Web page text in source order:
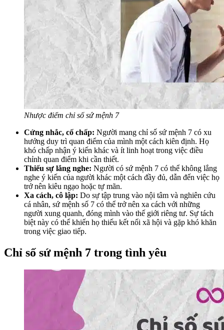
Nhược điểm chỉ số sứ mệnh 7
Cứng nhắc, cố chấp: Người mang chỉ số sứ mệnh 7 có xu
hướng duy trì quan điểm của mình một cách kiên định. Họ
khó chấp nhận ý kiến khác và ít linh hoạt trong việc điều
chỉnh quan điểm khi cần thiết.
Thiếu sự lắng nghe: Người có sứ mệnh 7 có thể không lắng
nghe ý kiến của người khác một cách đầy đủ, dẫn đến việc họ
trở nên kiêu ngạo hoặc tự mãn.
Xa cách, cô lập: Do sự tập trung vào nội tâm và nghiên cứu
cá nhân, sứ mệnh số 7 có thể trở nên xa cách với những
người xung quanh, đóng mình vào thế giới riêng tư. Sự tách
biệt này có thể khiến họ thiếu kết nối xã hội và gặp khó khăn
trong việc giao tiếp.
Chỉ số sứ mệnh 7 trong tình yêu